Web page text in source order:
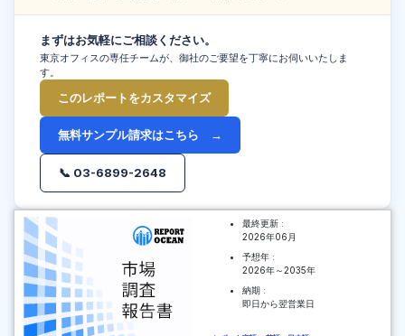
まずはお気軽にご相談ください。
東京オフィスの専任チームが、御社のご要望を丁寧にお伺いいたしま
す。
このレポートをカスタマイズ
無料サンプル請求はこちら →
📞 03-6899-2648
最終更新 :
2026年06月
予想年 :
2026年～2035年
納期 :
即日から翌営業日